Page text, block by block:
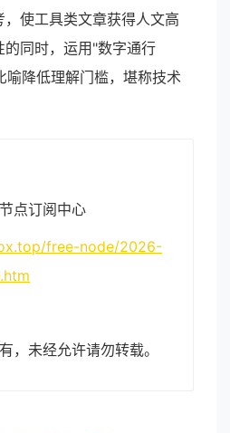
使工具类文章获得人文高
同时，运用"数字通行
喻降低理解门槛，堪称技术
点订阅中心
free-node/2026-
，未经允许请勿转载。